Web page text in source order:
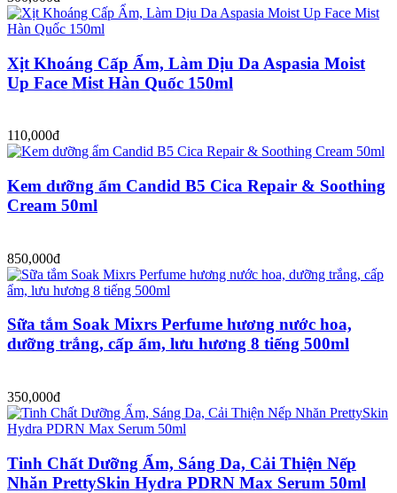
Xịt Khoáng Cấp Ẩm, Làm Dịu Da Aspasia Moist
Up Face Mist Hàn Quốc 150ml
110,000đ
Kem dưỡng ẩm Candid B5 Cica Repair & Soothing
Cream 50ml
850,000đ
Sữa tắm Soak Mixrs Perfume hương nước hoa,
dưỡng trắng, cấp ẩm, lưu hương 8 tiếng 500ml
350,000đ
Tinh Chất Dưỡng Ẩm, Sáng Da, Cải Thiện Nếp
Nhăn PrettySkin Hydra PDRN Max Serum 50ml